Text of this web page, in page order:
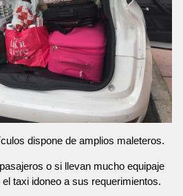
dispone de amplios maleteros.
o si llevan mucho equipaje
taxi idoneo a sus requerimientos.